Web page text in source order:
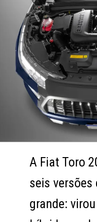
A Fiat Toro
seis versões
grande:
A Fiat Toro
seis versões
grande: